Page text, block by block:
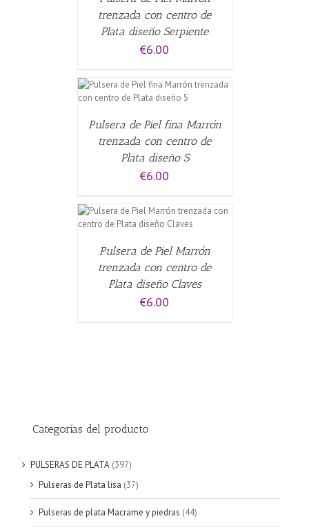
trenzada con centro de
Plata diseño Serpiente
€6.00
Pulsera de Piel fina Marrón
trenzada con centro de
Plata diseño S
€6.00
Pulsera de Piel Marrón
trenzada con centro de
Plata diseño Claves
€6.00
Categorías del producto
PULSERAS DE PLATA (397)
Pulseras de Plata lisa (37)
Pulseras de plata Macrame y piedras (44)